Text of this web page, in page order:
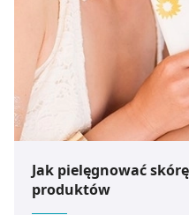
Jak pielęgnować
produktów